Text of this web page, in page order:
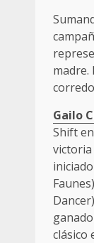
madre.
Gailo
Shift
victoria
clásico